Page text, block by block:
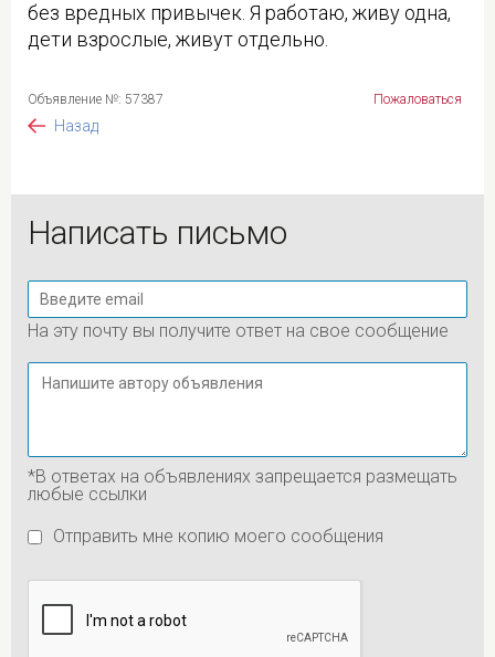
без вредных привычек. Я работаю, живу одна,
дети взрослые, живут отдельно.
Объявление №: 57387 Пожаловаться
Назад
Написать письмо
На эту почту вы получите ответ на свое сообщение
*В ответах на объявлениях запрещается размещать
любые ссылки
Отправить мне копию моего сообщения